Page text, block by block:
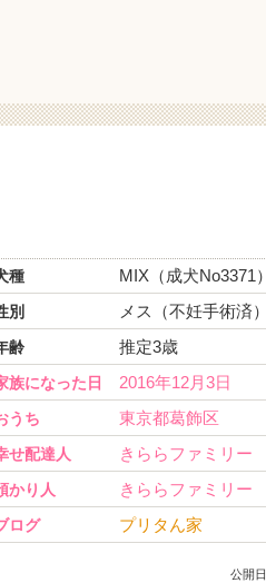
種 MIX（成犬No3371）
別 メス（不妊手術済）
齢 推定3歳
族になった日 2016年12月3日
うち 東京都葛飾区
せ配達人 きららファミリー
かり人 きららファミリー
ログ プリタん家
公開日